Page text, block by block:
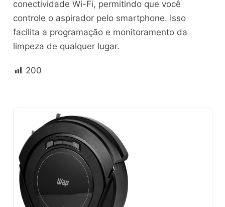
conectividade Wi-Fi, permitindo que você
controle o aspirador pelo smartphone. Isso
facilita a programação e monitoramento da
limpeza de qualquer lugar.
200